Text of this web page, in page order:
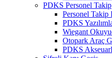
PDKS Personel Takip
Personel Takip
PDKS
Wiegant
Otopark Araç
PDKS